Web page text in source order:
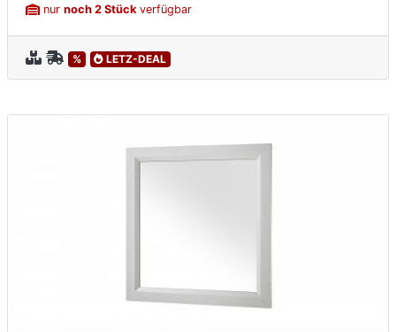
nur noch 2 Stückverfügbar
% LETZ-DEAL